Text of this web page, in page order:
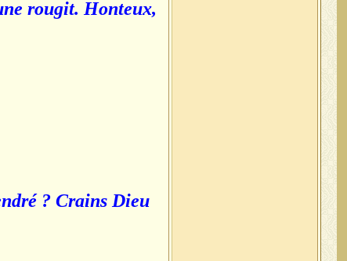
rougit. Honteux,
? Crains Dieu